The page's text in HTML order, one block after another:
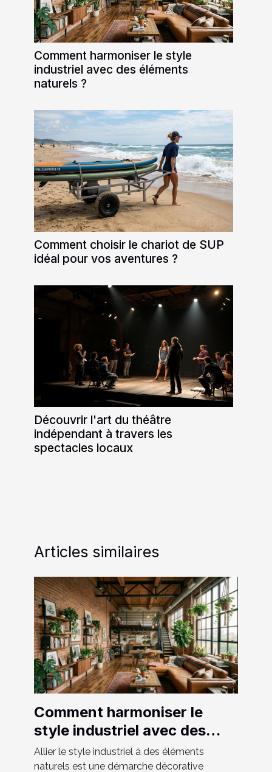
Comment harmoniser le style
industriel avec des éléments
naturels ?
Comment choisir le chariot de SUP
idéal pour vos aventures ?
Découvrir l'art du théâtre
indépendant à travers les
spectacles locaux
Articles similaires
Comment harmoniser le
style industriel avec des
éléments naturels ?
Allier le style industriel à des éléments
naturels est une démarche décorative